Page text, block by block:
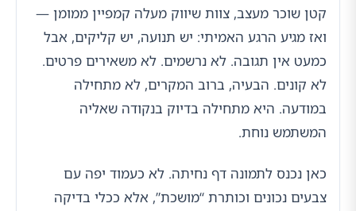
קטן שוכר מעצב, צוות שיווק מעלה קמפיין ממומן —
ואז מגיע הרגע האמיתי: יש תנועה, יש קליקים, אבל
כמעט אין תגובה. לא נרשמים. לא משאירים פרטים.
לא קונים. הבעיה, ברוב המקרים, לא מתחילה
במודעה. היא מתחילה בדיוק בנקודה שאליה
המשתמש נוחת.
כאן נכנס לתמונה דף נחיתה. לא כעמוד יפה עם
צבעים נכונים וכותרת “מושכת”, אלא ככלי בדיקה